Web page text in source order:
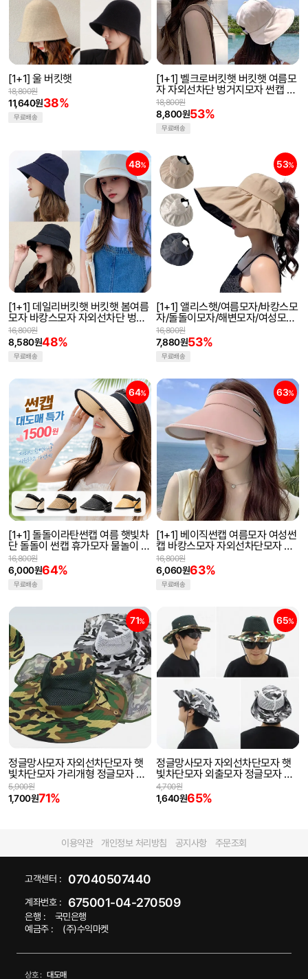
[1+1] 울 버킷햇
11,640원38%
18,800원
무료배송
[1+1] 벨크로버킷햇 버킷햇 여름모
자 자외선차단 벙거지모자 썬캡 벨
크로모자
8,800원53%
18,800원
무료배송
48%
[1+1] 데일리버킷햇 버킷햇 봄여름
모자 바캉스모자 자외선차단 벙거
지모자 데일리모자
8,580원48%
16,800원
무료배송
53%
[1+1] 앨리스햇/여름모자/바캉스모
자/돌돌이모자/해변모자/여성모자/
썬캡/넓은챙모자/햇
7,880원53%
16,800원
무료배송
64%
[1+1] 돌돌이라탄썬캡 여름 햇빛차
단 돌돌이 썬캡 휴가모자 물놀이 여
성모자 와이드버킷햇
6,000원64%
16,800원
무료배송
63%
[1+1] 베이직썬캡 여름모자 여성썬
캡 바캉스모자 자외선차단모자 썬
바이저모자 테니스모자
6,060원63%
16,800원
무료배송
71%
정글망사모자 자외선차단모자 햇
빛차단모자 가리개형 정글모자 낚
시모자 등산모자 그늘막모자 여름
모자
1,700원71%
5,900원
65%
정글망사모자 자외선차단모자 햇
빛차단모자 외출모자 정글모자 낚
시모자 등산모자 여름모자
1,640원65%
4,700원
이용약관 개인정보 처리방침 공지사항 주문조회
고객센터 : 07040507440
계좌번호 : 675001-04-270509
은행 :
국민은행
예금주 :
(주)수익마켓
상호 : 대도매